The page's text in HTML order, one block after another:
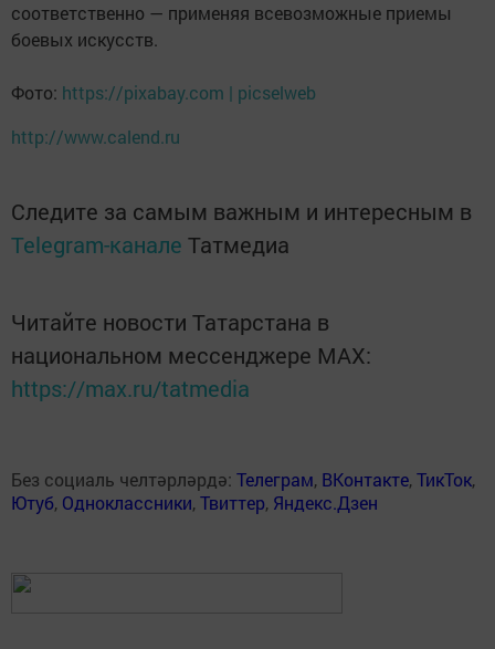
соответственно — применяя всевозможные приемы
боевых искусств.
Фото: https://pixabay.com | picselweb
http://www.calend.ru
Следите за самым важным и интересным в
Telegram-канале Татмедиа
Читайте новости Татарстана в
национальном мессенджере MАХ:
https://max.ru/tatmedia
Без социаль челтәрләрдә: Телеграм, ВКонтакте,ТикТок,
Ютуб, Одноклассники,Твиттер, Яндекс.Дзен